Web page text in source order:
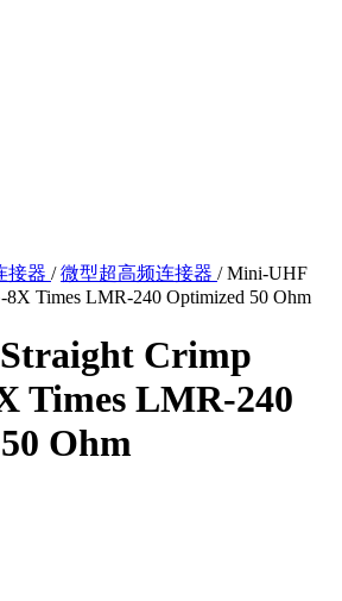
接器 / 微型超高频连接器 / Mini-UHF
8X Times LMR-240 Optimized 50 Ohm
Crimp
Times LMR-240
Ohm